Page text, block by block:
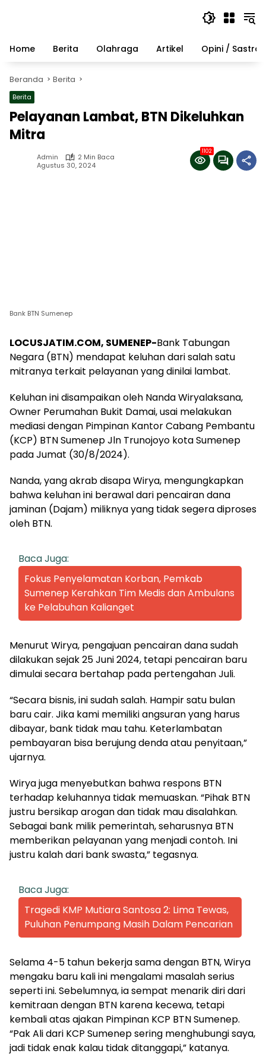
Home
Berita Olahraga Artikel Opini / Sastra
Beranda Berita
Berita
Pelayanan Lambat, BTN Dikeluhkan
Mitra
Admin
2 Min Baca
Agustus 30, 2024
1102
Bank BTN Sumenep
LOCUSJATIM.COM, SUMENEP-Bank Tabungan
Negara (BTN) mendapat keluhan dari salah satu
mitranya terkait pelayanan yang dinilai lambat.
Keluhan ini disampaikan oleh Nanda Wiryalaksana,
Owner Perumahan Bukit Damai, usai melakukan
mediasi dengan Pimpinan Kantor Cabang Pembantu
(KCP) BTN Sumenep Jln Trunojoyo kota Sumenep
pada Jumat (30/8/2024).
Nanda, yang akrab disapa Wirya, mengungkapkan
bahwa keluhan ini berawal dari pencairan dana
jaminan (Dajam) miliknya yang tidak segera diproses
oleh BTN.
Baca Juga:
Fokus Penyelamatan Korban, Pemkab
Sumenep Kerahkan Tim Medis dan Ambulans
ke Pelabuhan Kalianget
Menurut Wirya, pengajuan pencairan dana sudah
dilakukan sejak 25 Juni 2024, tetapi pencairan baru
dimulai secara bertahap pada pertengahan Juli.
“Secara bisnis, ini sudah salah. Hampir satu bulan
baru cair. Jika kami memiliki angsuran yang harus
dibayar, bank tidak mau tahu. Keterlambatan
pembayaran bisa berujung denda atau penyitaan,”
ujarnya.
Wirya juga menyebutkan bahwa respons BTN
terhadap keluhannya tidak memuaskan. “Pihak BTN
justru bersikap arogan dan tidak mau disalahkan.
Sebagai bank milik pemerintah, seharusnya BTN
memberikan pelayanan yang menjadi contoh. Ini
justru kalah dari bank swasta,” tegasnya.
Baca Juga:
Tragedi KMP Mutiara Santosa 2: Lima Tewas,
Puluhan Penumpang Masih Dalam Pencarian
Selama 4-5 tahun bekerja sama dengan BTN, Wirya
mengaku baru kali ini mengalami masalah serius
seperti ini. Sebelumnya, ia sempat menarik diri dari
kemitraan dengan BTN karena kecewa, tetapi
kembali atas ajakan Pimpinan KCP BTN Sumenep.
“Pak Ali dari KCP Sumenep sering menghubungi saya,
jadi tidak enak kalau tidak ditanggapi,” katanya.